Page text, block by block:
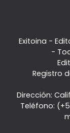
Exitoina -
-
Registro
Dirección:
Teléfono: